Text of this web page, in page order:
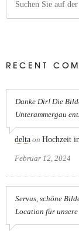
RECENT
Danke Dir! Die
Unterammergau
delta on Hochzeit
Februar 12, 2024
Servus, schöne
Location für unsere